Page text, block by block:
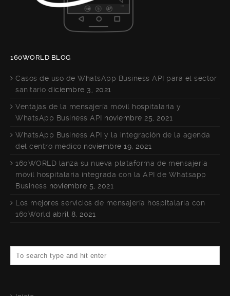
160WORLD BLOG
Casos de uso de WhatsApp Business API para el sector
sanitario diciembre 3, 2021
Ventajas de la mensajería móvil hospitalaria y
WhatsApp Business API noviembre 25, 2021
WhatsApp Business API y la integración de la agenda
del centro médico noviembre 19, 2021
160WORLD lanza su nueva plataforma de mensajería
móvil hospitalaria integrada con la API de Whatsapp
Business noviembre 5, 2021
Los mejores servicios de mensajería hospitalaria con
160World abril 8, 2021